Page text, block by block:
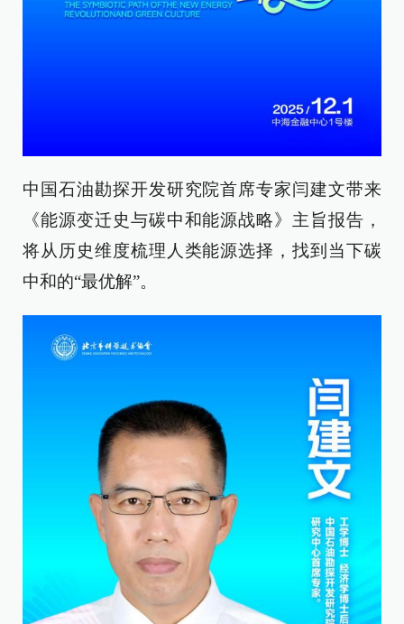
中国石油勘探开发研究院首席专家闫建文带来
《能源变迁史与碳中和能源战略》主旨报告，
将从历史维度梳理人类能源选择，找到当下碳
中和的“最优解”。